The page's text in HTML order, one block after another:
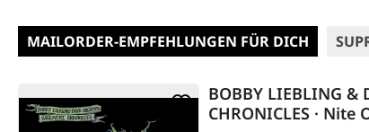
MAILORDER-EMPFEHLUNGEN FÜR DICH
BOBBY LIEBLING &
CHRONICLES ·